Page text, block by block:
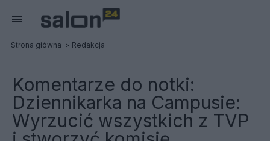
Strona główna Redakcja
Komentarze do notki:
Dziennikarka na Campusie:
Wyrzucić wszystkich z TVP